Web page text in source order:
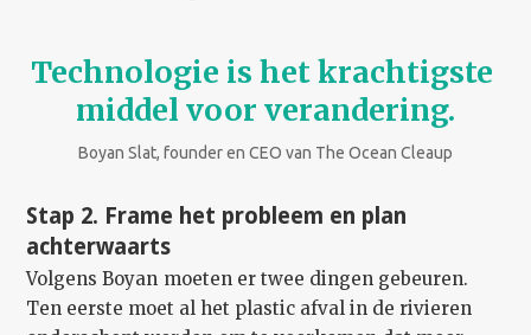
Technologie is het krachtigste
middel voor verandering.
Boyan Slat, founder en CEO van The Ocean Cleaup
Stap 2. Frame het probleem en plan
achterwaarts
Volgens Boyan moeten er twee dingen gebeuren.
Ten eerste moet al het plastic afval in de rivieren